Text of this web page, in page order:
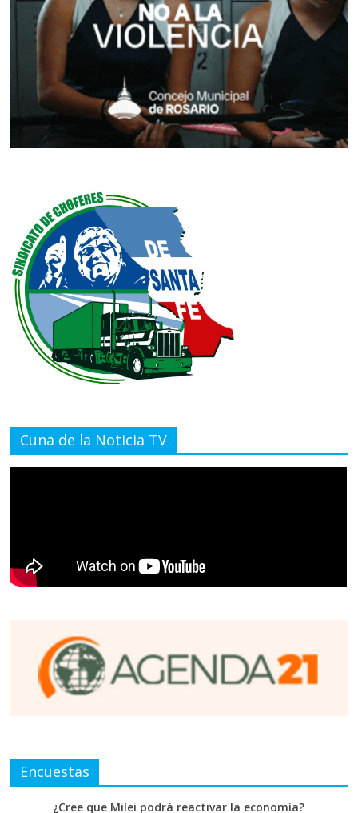
Cuna de la Noticia TV
Encuestas
¿Cree que Milei podrá reactivar la economía?